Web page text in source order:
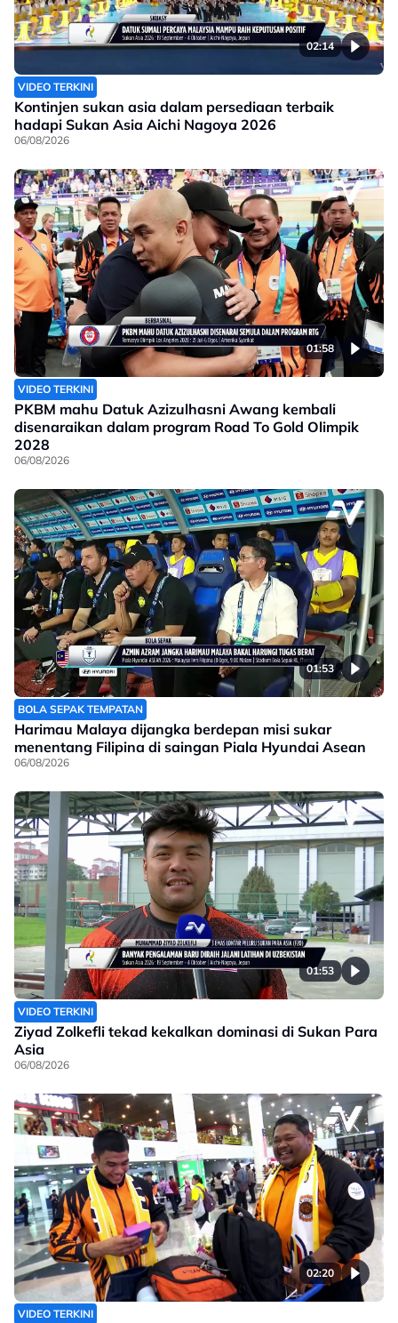
02:14
VIDEO TERKINI
Kontinjen sukan asia dalam persediaan terbaik
hadapi Sukan Asia Aichi Nagoya 2026
06/08/2026
01:58
VIDEO TERKINI
PKBM mahu Datuk Azizulhasni Awang kembali
disenaraikan dalam program Road To Gold Olimpik
2028
06/08/2026
01:53
BOLA SEPAK TEMPATAN
Harimau Malaya dijangka berdepan misi sukar
menentang Filipina di saingan Piala Hyundai Asean
06/08/2026
01:53
VIDEO TERKINI
Ziyad Zolkefli tekad kekalkan dominasi di Sukan Para
Asia
06/08/2026
02:20
VIDEO TERKINI